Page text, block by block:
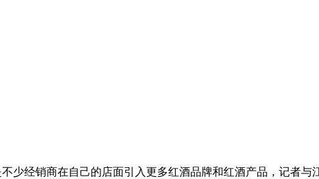
经销商在自己的店面引入更多红酒品牌和红酒产品，记者与